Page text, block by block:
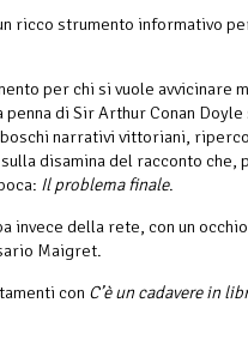
ricco strumento informativo
per chi si vuole avvicinare
di Sir Arthur Conan
narrativi vittoriani,
disamina del racconto che,
Il problema finale.
invece della rete, con un
Maigret.
con C’è un cadavere in